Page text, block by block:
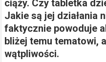
ciąży. Czy tabletka
Jakie są jej działania
faktycznie powoduje
bliżej temu tematowi,
wątpliwości.